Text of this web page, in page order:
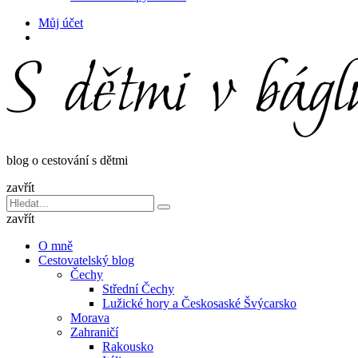
HledatMůj účet
blog o cestování s dětmi
zavřít
Vyhledávání
pro:
Hledat
zavřít
O mně
Cestovatelský blog
Čechy
Střední Čechy
Lužické hory a Českosaské Švýcarsko
Morava
Zahraničí
Rakousko